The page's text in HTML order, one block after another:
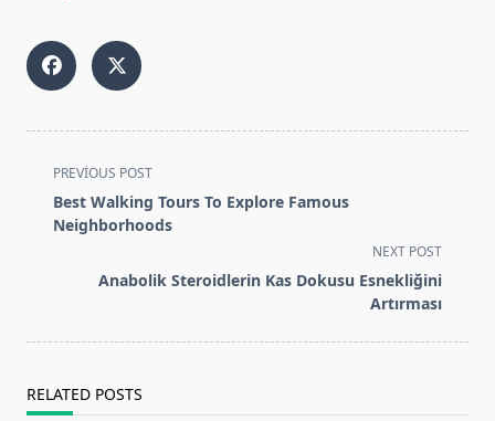
<span
class="nav-
subtitle
PREVIOUS POST
Best Walking Tours To Explore Famous
Neighborhoods
NEXT POST
Anabolik Steroidlerin Kas Dokusu Esnekliğini
Artırması
RELATED POSTS